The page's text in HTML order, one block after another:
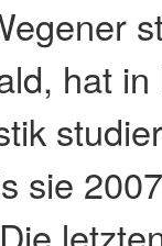
hat
sie